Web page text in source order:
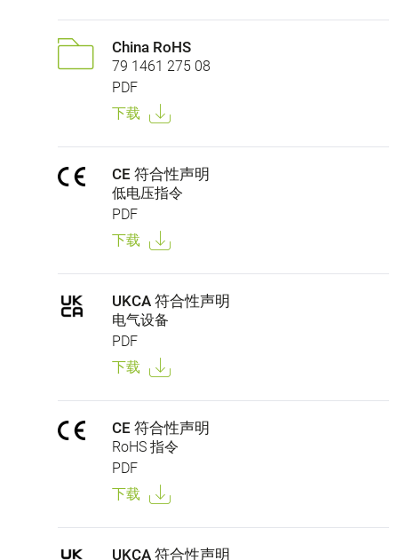
China RoHS
79 1461 275 08
PDF
下载
CE 符合性声明
低电压指令
PDF
下载
UKCA 符合性声明
电气设备
PDF
下载
CE 符合性声明
RoHS 指令
PDF
下载
UKCA 符合性声明